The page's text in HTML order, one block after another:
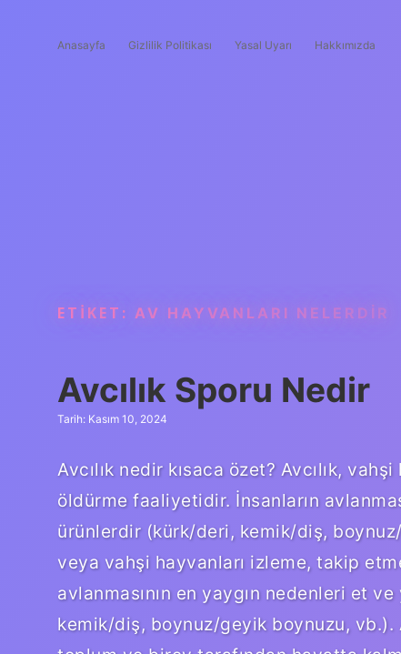
Anasayfa Gizlilik Politikası Yasal Uyarı Hakkımızda
ETIKET: AV HAYVANLARI NELERDIR
Avcılık Sporu Nedir
Tarih: Kasım 10, 2024
Avcılık nedir kısaca özet? Avcılık,
öldürme faaliyetidir. İnsanların
ürünlerdir (kürk/deri, kemik/diş,
veya vahşi hayvanları izleme, takip
avlanmasının en yaygın nedenleri et
kemik/diş, boynuz/geyik boynuzu, vb.).